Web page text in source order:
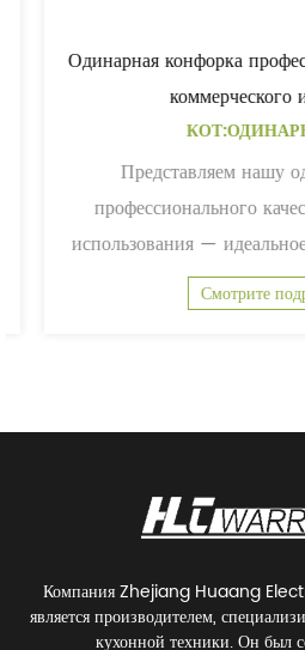
Одинарная конфорка
коммерческого
Представляем нашу
профессионального
использования — идеальное
Смотрите
Компания Zhejiang Huaang
является производителем,
кухонной техники. Он был